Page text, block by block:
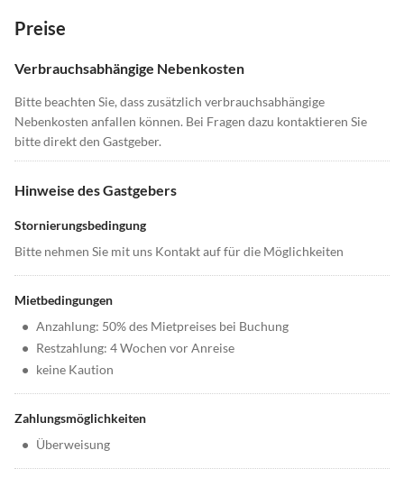
Preise
Verbrauchsabhängige Nebenkosten
Bitte beachten Sie, dass zusätzlich verbrauchsabhängige
Nebenkosten anfallen können. Bei Fragen dazu kontaktieren Sie
bitte direkt den Gastgeber.
Hinweise des Gastgebers
Stornierungsbedingung
Bitte nehmen Sie mit uns Kontakt auf für die Möglichkeiten
Mietbedingungen
• Anzahlung: 50% des Mietpreises bei Buchung
• Restzahlung: 4 Wochen vor Anreise
• keine Kaution
Zahlungsmöglichkeiten
• Überweisung